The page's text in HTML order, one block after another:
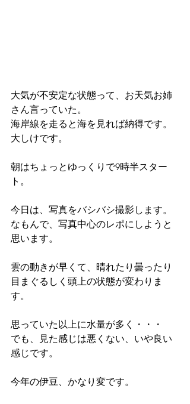
大気が不安定な状態って、お天気お姉
さん言っていた。
海岸線を走ると海を見れば納得です。
大しけです。
朝はちょっとゆっくりで9時半スター
ト。
今日は、写真をバシバシ撮影します。
なもんで、写真中心のレポにしようと
思います。
雲の動きが早くて、晴れたり曇ったり
目まぐるしく頭上の状態が変わりま
す。
思っていた以上に水量が多く・・・
でも、見た感じは悪くない、いや良い
感じです。
今年の伊豆、かなり変です。